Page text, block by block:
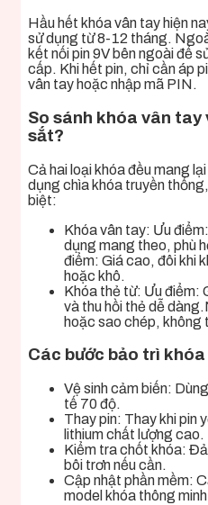
Hầu hết khóa vân tay hiện
sử dụng từ 8-12 tháng.
kết nối pin 9V bên ngoài để
cấp. Khi hết pin, chỉ cần áp
vân tay hoặc nhập mã PIN.
So sánh khóa vân
sắt?
Cả hai loại khóa đều mang
dụng chìa khóa truyền
biệt:
Khóa vân tay: Ưu
dụng mang theo, phù
điểm: Giá cao, đôi khi
hoặc khô.
Khóa thẻ từ: Ưu điểm:
và thu hồi thẻ dễ
hoặc sao chép, không
Các bước bảo trì
Vệ sinh cảm biến:
tế 70 độ.
Thay pin: Thay khi pin
lithium chất lượng cao.
Kiểm tra chốt khóa:
bôi trơn nếu cần.
Cập nhật phần mềm:
model khóa thông